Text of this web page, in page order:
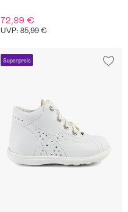
72,99 €
UVP: 85,99 €
Superpreis